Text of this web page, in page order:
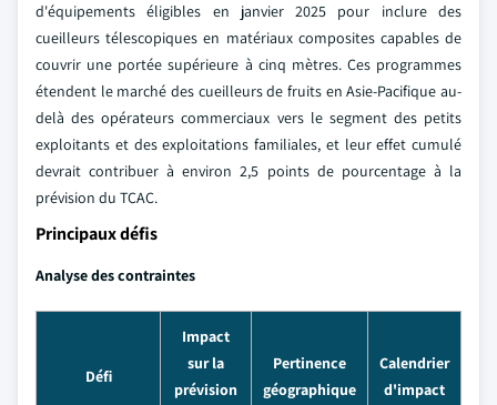
d'équipements éligibles en janvier 2025 pour inclure des
cueilleurs télescopiques en matériaux composites capables de
couvrir une portée supérieure à cinq mètres. Ces programmes
étendent le marché des cueilleurs de fruits en Asie-Pacifique au-
delà des opérateurs commerciaux vers le segment des petits
exploitants et des exploitations familiales, et leur effet cumulé
devrait contribuer à environ 2,5 points de pourcentage à la
prévision du TCAC.
Principaux défis
Analyse des contraintes
Défi
Impact
sur la
prévision
Pertinence
géographique
Calendrier
d'impact